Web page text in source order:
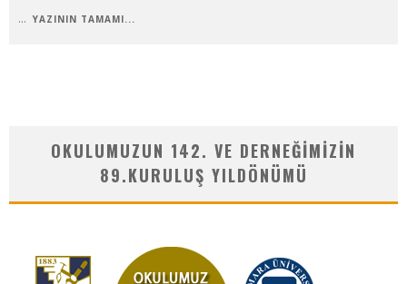
... YAZININ TAMAMI...
OKULUMUZUN 142. VE DERNEĞIMIZIN
89.KURULUŞ YILDÖNÜMÜ